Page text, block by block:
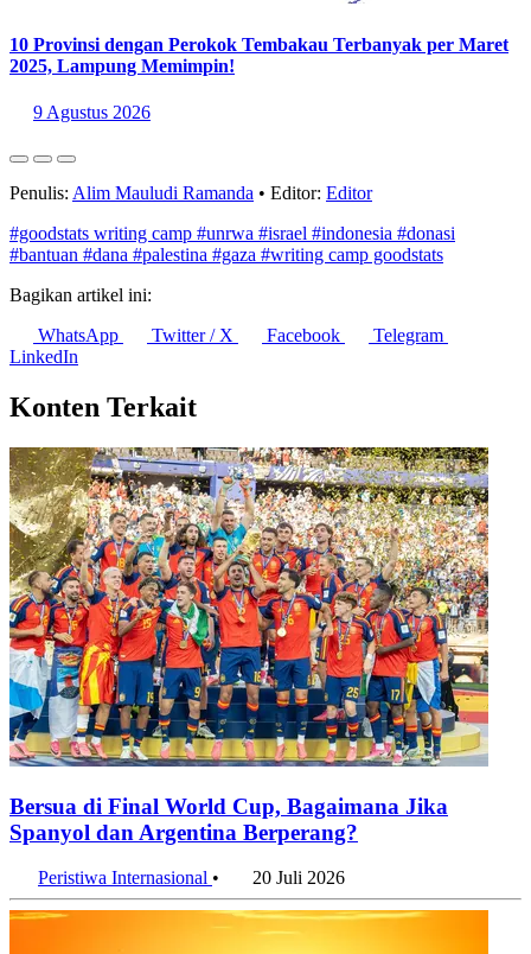
10 Provinsi dengan Perokok Tembakau Terbanyak per Maret
2025, Lampung Memimpin!
9 Agustus 2026
Penulis: Alim Mauludi Ramanda • Editor: Editor
#goodstats writing camp #unrwa #israel #indonesia #donasi
#bantuan #dana #palestina #gaza #writing camp goodstats
Bagikan artikel ini:
WhatsApp
Twitter / X Facebook
Telegram
LinkedIn
Konten Terkait
Bersua di Final World Cup, Bagaimana Jika
Spanyol dan Argentina Berperang?
Peristiwa Internasional • 20 Juli 2026